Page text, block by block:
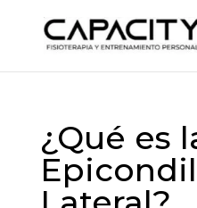
¿Qué es